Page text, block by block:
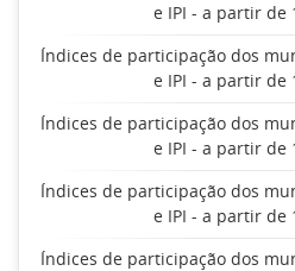
e IPI - a partir de
Índices de participação dos
e IPI - a partir de
Índices de participação dos
e IPI - a partir de
Índices de participação dos
e IPI - a partir de
Índices de participação dos